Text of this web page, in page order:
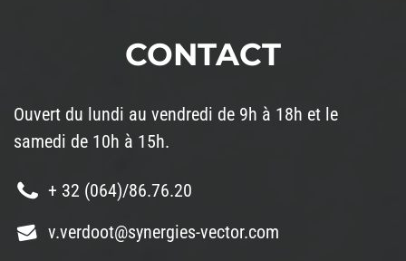
CONTACT
Ouvert du lundi au vendredi de 9h à 18h et le
samedi de 10h à 15h.
+ 32 (064)/86.76.20
v.verdoot@synergies-vector.com